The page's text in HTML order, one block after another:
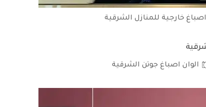
اصباغ خارجية للمنازل الشرقية
الوان اصباغ جوتن الشرقية